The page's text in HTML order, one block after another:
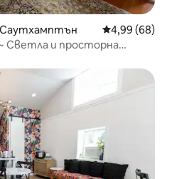
Средна
4,99 (68)
и просторна